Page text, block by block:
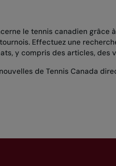
le tennis canadien grâce
Effectuez une
y compris des articles, des
de Tennis Canada